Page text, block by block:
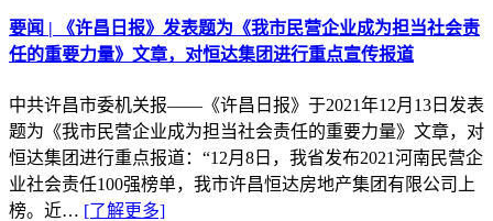
要闻 | 《许昌日报》发表题为《我市民营企业成为担当社会责
任的重要力量》文章，对恒达集团进行重点宣传报道
中共许昌市委机关报——《许昌日报》于2021年12月13日发表
题为《我市民营企业成为担当社会责任的重要力量》文章，对
恒达集团进行重点报道：“12月8日，我省发布2021河南民营企
业社会责任100强榜单，我市许昌恒达房地产集团有限公司上
榜。近… [了解更多]